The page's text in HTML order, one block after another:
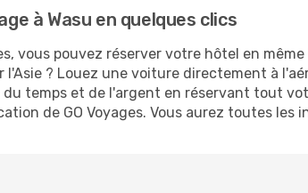
à Wasu en quelques clics
vous pouvez réserver votre hôtel en
l'Asie ? Louez une voiture directement à
du temps et de l'argent en réservant tout
de GO Voyages. Vous aurez toutes